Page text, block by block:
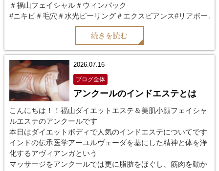
＃福山フェイシャル＃ウィンバック
#ニキビ＃毛穴＃水光ピーリング＃エクスビアンス#リアボー
#ハーブピーリング#ブライダルエステ#レモンボトル
続きを読む
2026.07.16
ブログ全体
アンクールのインドエステとは
こんにちは！！福山ダイエットエステ＆美肌小顔フェイシャ
ルエステのアンクールです
本日はダイエットボディで人気のインドエステについてです
インドの伝承医学アーユルヴェーダを基にした精神と体を浄
化するアヴィアンガという
マッサージをアンクールでは更に脂肪をほぐし、筋肉を動か